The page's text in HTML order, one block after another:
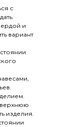
с
и
вариант
верхнюю
изделия.